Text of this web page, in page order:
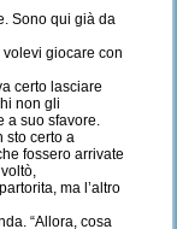
Sono qui già da
volevi giocare con
certo lasciare
non gli
a suo sfavore.
sto certo a
fossero arrivate
ma l’altro
“Allora, cosa